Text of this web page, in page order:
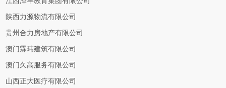
陕西力源物流有限公司
贵州合力房地产有限公司
澳门霖玮建筑有限公司
澳门久高服务有限公司
山西正大医疗有限公司